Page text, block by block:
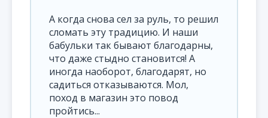
А когда снова сел за руль, то решил
сломать эту традицию. И наши
бабульки так бывают благодарны,
что даже стыдно становится! А
иногда наоборот, благодарят, но
садиться отказываются. Мол,
поход в магазин это повод
пройтись...